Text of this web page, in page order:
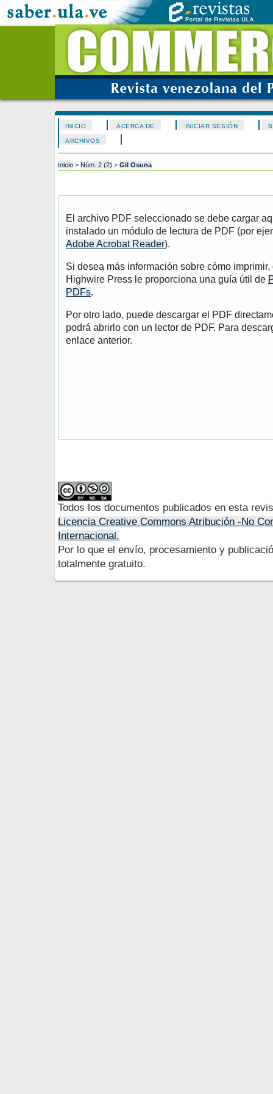
INICIO ACERCA DE INICIAR SESIÓN
ARCHIVOS
Inicio > Núm. 2 (2) > Gil Osuna
El archivo PDF seleccionado se debe cargar
instalado un módulo de lectura de PDF (por
Adobe Acrobat Reader).
Si desea más información sobre cómo
Highwire Press le proporciona una guía útil de
PDFs.
Por otro lado, puede descargar el PDF
podrá abrirlo con un lector de PDF. Para
enlace anterior.
Todos los documentos publicados en esta
Licencia Creative Commons Atribución -No
Internacional.
Por lo que el envío, procesamiento y
totalmente gratuito.